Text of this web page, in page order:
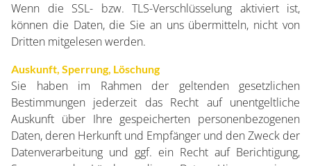
Wenn die SSL- bzw. TLS-Verschlüsselung aktiviert ist,
können die Daten, die Sie an uns übermitteln, nicht von
Dritten mitgelesen werden.
Auskunft, Sperrung, Löschung
Sie haben im Rahmen der geltenden gesetzlichen
Bestimmungen jederzeit das Recht auf unentgeltliche
Auskunft über Ihre gespeicherten personenbezogenen
Daten, deren Herkunft und Empfänger und den Zweck der
Datenverarbeitung und ggf. ein Recht auf Berichtigung,